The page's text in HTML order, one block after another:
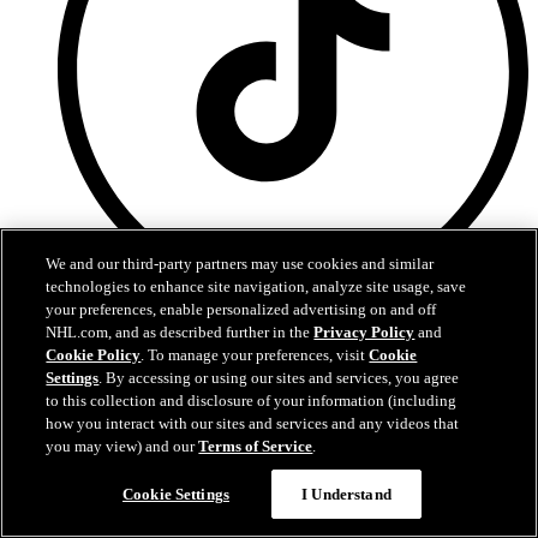
TikTok
Podmienky poskytovania služieb
Zásady ochrany osobných údajov
Zásady Používania Súborov Cookie
Nastavenie cookies
We and our third-party partners may use cookies and similar
technologies to enhance site navigation, analyze site usage, save
your preferences, enable personalized advertising on and off
NHL.com, and as described further in thePrivacy Policy and
Cookie Policy. To manage your preferences, visitCookie
Settings. By accessing or using our sites and services, you agree
to this collection and disclosure of your information (including
how you interact with our sites and services and any videos that
you may view) and ourTerms of Service.
Cookie Settings I Understand